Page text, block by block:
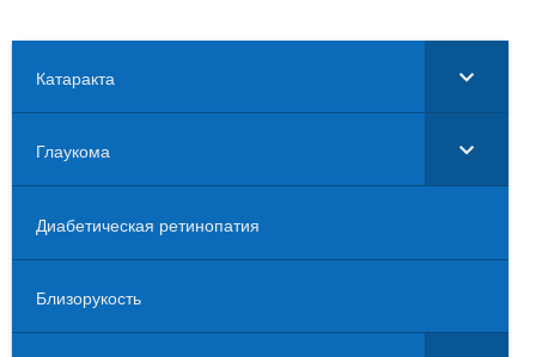
Катаракта
Глаукома
Диабетическая ретинопатия
Близорукость